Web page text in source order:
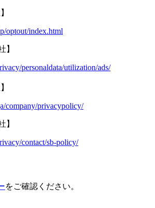
optout/index.html
】
personaldata/utilization/ads/
company/privacypolicy/
】
contact/sb-policy/
をご確認ください。